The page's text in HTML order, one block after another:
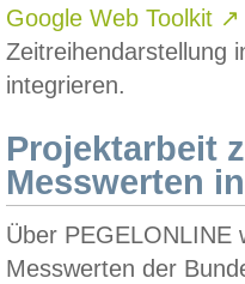
Google Web Toolkit ↗
Zeitreihendarstellung
integrieren.
Projektarbeit
Messwerten
Über PEGELONLINE
Messwerten der